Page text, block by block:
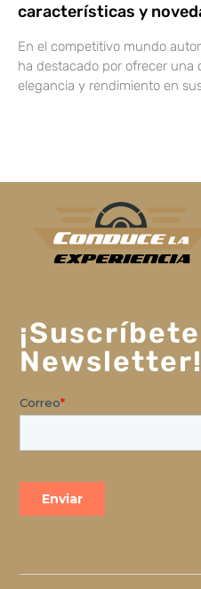
características y
En el competitivo mundo
ha destacado por ofrecer una
elegancia y rendimiento en
Newsletter!